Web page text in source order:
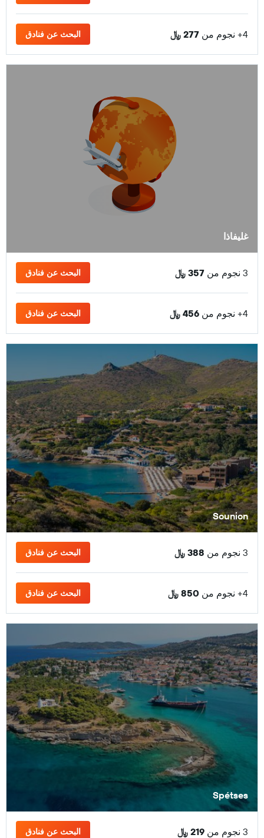
4+ نجوم من 277 ﷼ البحث عن فنادق
غليفاذا
3 نجوم من 357 ﷼ البحث عن فنادق
4+ نجوم من 456 ﷼ البحث عن فنادق
Sounion
3 نجوم من 388 ﷼ البحث عن فنادق
4+ نجوم من 850 ﷼ البحث عن فنادق
Spétses
3 نجوم من 219 ﷼ البحث عن فنادق